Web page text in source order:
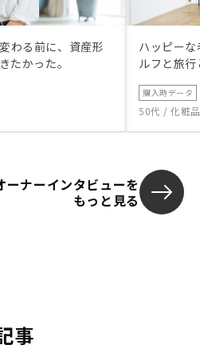
わる前に、資産形
たかった。
ハッピー
ルフと旅
購入時データ
50代 / 化粧
ーナーインタビューを
もっと見る
事